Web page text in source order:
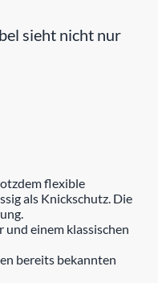
sieht nicht nur
flexible
als Knickschutz. Die
und einem klassischen
bereits bekannten